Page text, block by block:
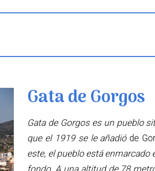
Gata de Gorgos
Gata de Gorgos es un pueblo
que el 1919 se le añadió de
este, el pueblo está enmarcado
fondo. A una altitud de 78